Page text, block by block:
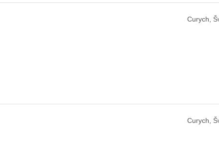
Curych,
Curych,